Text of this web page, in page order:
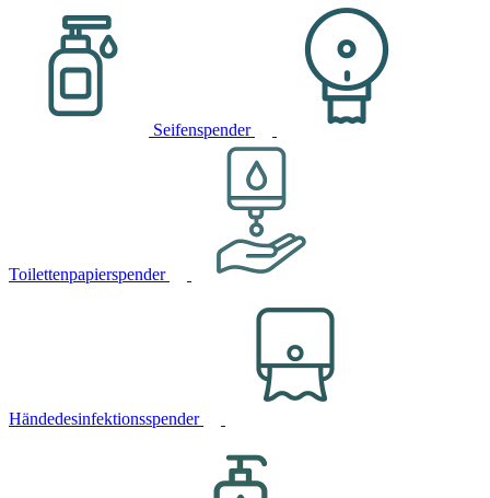
Seifenspender
Toilettenpapierspender
Händedesinfektionsspender